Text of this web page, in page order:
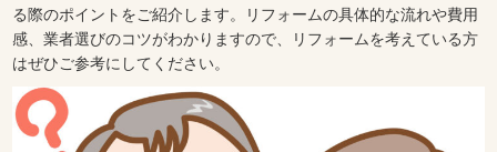
る際のポイントをご紹介します。リフォームの具体的な流れや費用
感、業者選びのコツがわかりますので、リフォームを考えている方
はぜひご参考にしてください。